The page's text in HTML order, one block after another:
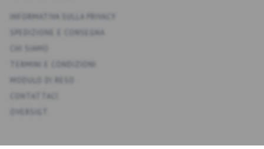
INFORMATIVA SULLA PRIVACY
CHI SIAMO
TERMINI E CONDIZIONI
MODULO DI RESO